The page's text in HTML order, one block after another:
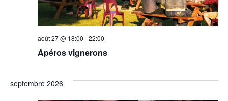
Apéros vignerons
août 27 @ 18:00 -22:00
septembre 2026